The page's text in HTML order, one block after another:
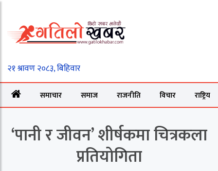
समाचार समाज राजनीति विचार राष्ट्रिय
‘पानी र जीवन’ शीर्षकमा चित्रकला
प्रतियोगिता